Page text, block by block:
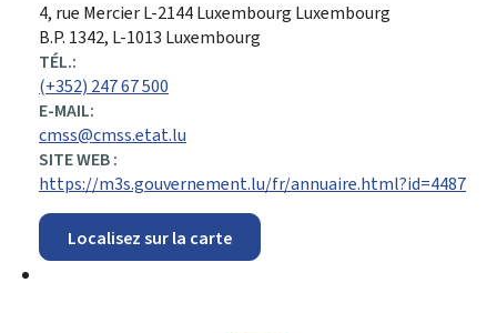
ADRESSE
:
4, rue MercierL-2144Luxembourg Luxembourg
B.P. 1342, L-1013 Luxembourg
TÉL.:
(+352) 247 67 500
E-MAIL:
cmss@cmss.etat.lu
SITE WEB :
https://m3s.gouvernement.lu/fr/annuaire.html?id=4487
Localisez sur la carte